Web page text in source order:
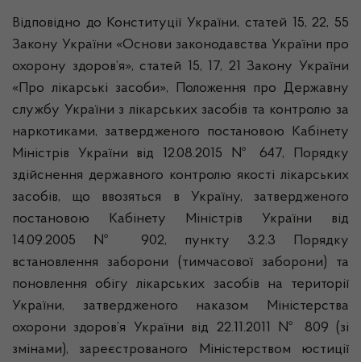
Відповідно до Конституції України, статей 15, 22, 55
Закону України «Основи законодавства України про
охорону здоров’я», статей 15, 17, 21 Закону України
«Про лікарські засоби», Положення про Державну
службу України з лікарських засобів та контролю за
наркотиками, затвердженого постановою Кабінету
Міністрів України від 12.08.2015 № 647, Порядку
здійснення державного контролю якості лікарських
засобів, що ввозяться в Україну, затвердженого
постановою Кабінету Міністрів України від
14.09.2005 № 902, пункту 3.2.3 Порядку
встановлення заборони (тимчасової заборони) та
поновлення обігу лікарських засобів на території
України, затвердженого наказом Міністерства
охорони здоров’я України від 22.11.2011 № 809 (зі
змінами), зареєстрованого Міністерством юстиції